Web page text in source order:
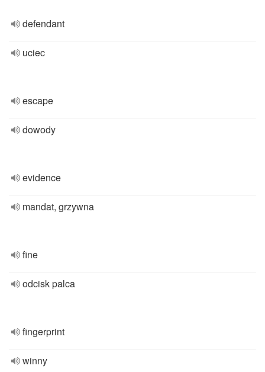
defendant
uciec
escape
dowody
evidence
mandat, grzywna
fine
odcisk palca
fingerprint
winny